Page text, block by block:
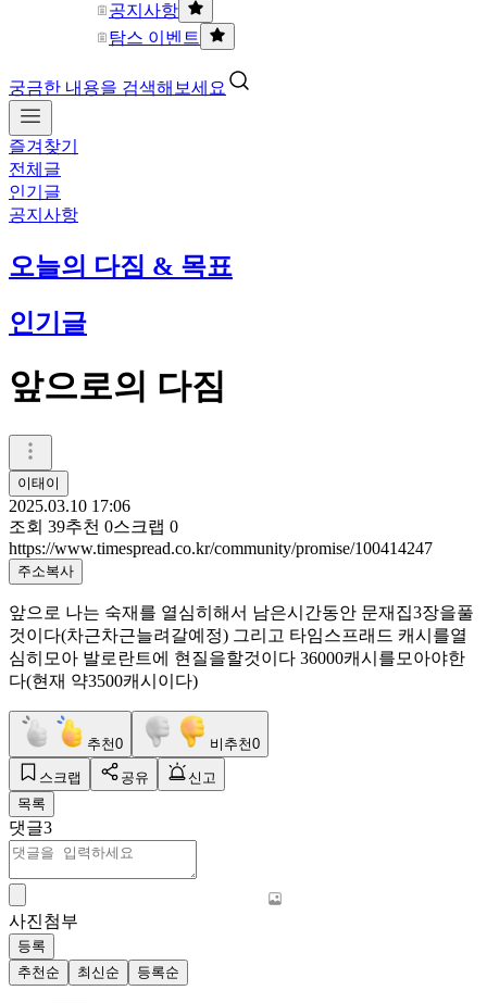
공지사항
탐스 이벤트
궁금한 내용을 검색해보세요
즐겨찾기
전체글
인기글
공지사항
오늘의 다짐 & 목표
인기글
앞으로의 다짐
이태이
2025.03.10 17:06
조회 39추천 0스크랩 0
https://www.timespread.co.kr/community/promise/100414247
주소복사
앞으로 나는 숙재를 열심히해서 남은시간동안 문재집3장을풀
것이다(차근차근늘려갈예정) 그리고 타임스프래드 캐시를열
심히모아 발로란트에 현질을할것이다 36000캐시를모아야한
다(현재 약3500캐시이다)
추천0 비추천0
스크랩 공유
신고
목록
댓글3
사진첨부
등록
추천순
최신순 등록순